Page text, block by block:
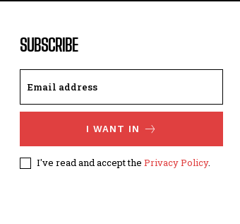
SUBSCRIBE
I WANT IN
I've read and accept the Privacy Policy.